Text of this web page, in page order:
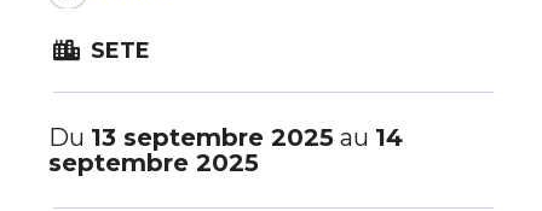
SETE
Du 13 septembre 2025 au 14
septembre 2025